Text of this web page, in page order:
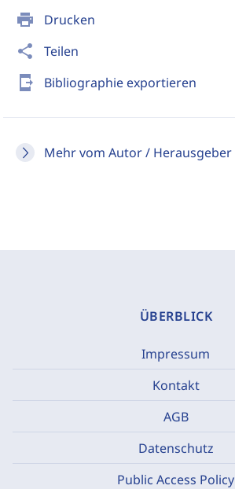
print Drucken
share Teilen
send_to_mobile Bibliographie exportieren
Mehr vom Autor / Herausgeber
ÜBERBLICK
Impressum
Kontakt
AGB
Datenschutz
Public Access Policy